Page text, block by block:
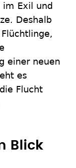
im Exil und
Deshalb
einer neuen
es
Flucht
Blick